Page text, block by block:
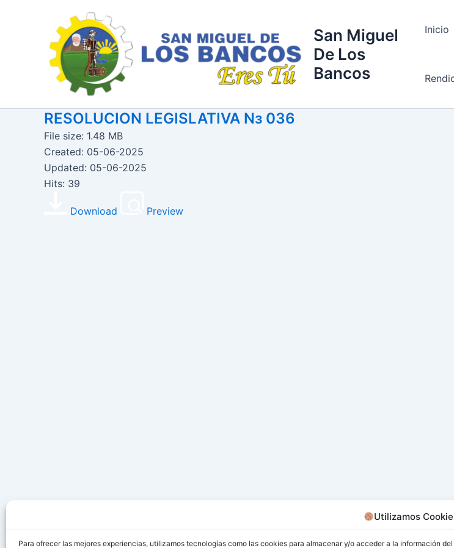
Utilizamos
Para ofrecer las mejores experiencias, utilizamos tecnologías como las cookies para almacenar y/o acceder a la información del
San Miguel
De Los
Bancos
Inicio
RESOLUCION LEGISLATIVA Nз 036
File size: 1.48 MB
Created: 05-06-2025
Updated: 05-06-2025
Hits: 39
Download Preview